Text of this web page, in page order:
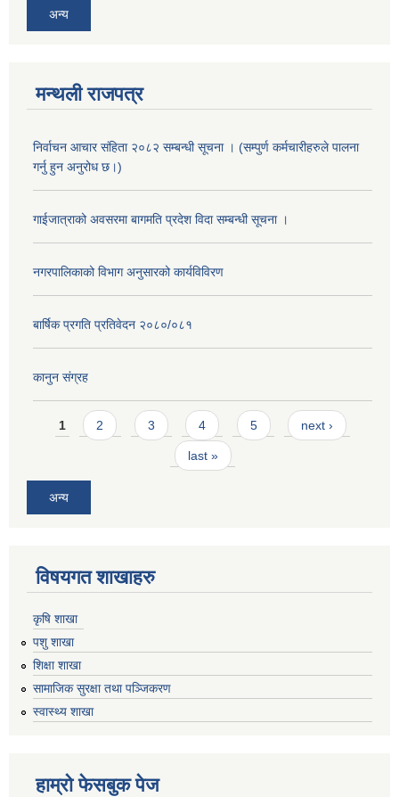
अन्य
मन्थली राजपत्र
निर्वाचन आचार संहिता २०८२ सम्बन्धी सूचना । (सम्पुर्ण कर्मचारीहरुले पालना
गर्नु हुन अनुरोध छ।)
गाईजात्राको अवसरमा बागमति प्रदेश विदा सम्बन्धी सूचना ।
नगरपालिकाको विभाग अनुसारको कार्यविविरण
बार्षिक प्रगति प्रतिवेदन २०८०/०८१
कानुन संग्रह
Pages
1 2 3 4 5 next ›
last »
अन्य
विषयगत शाखाहरु
कृषि शाखा
पशु शाखा
शिक्षा शाखा
सामाजिक सुरक्षा तथा पञ्जिकरण
स्वास्थ्य शाखा
हाम्रो फेसबुक पेज